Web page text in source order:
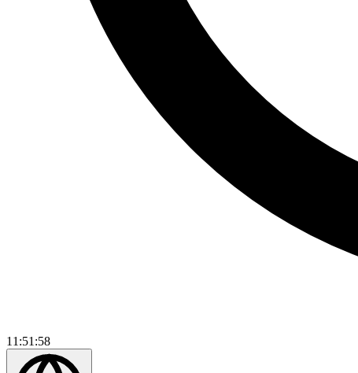
11:51:59